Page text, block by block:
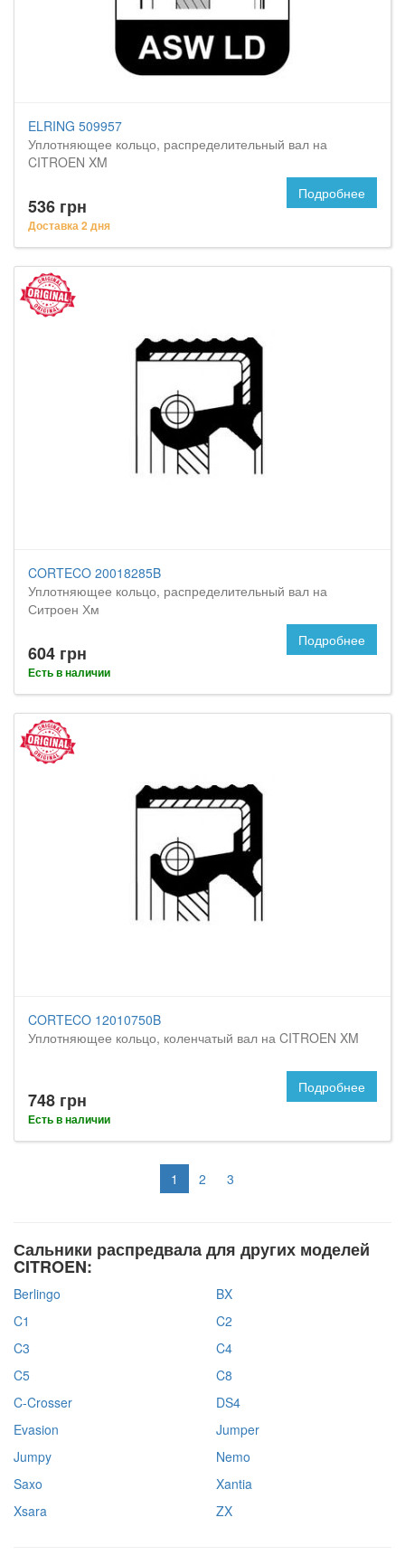
ELRING 509957
Уплотняющее кольцо, распределительный вал на
CITROEN XM
536 грн
Доставка 2 дня
Подробнее
CORTECO 20018285B
Уплотняющее кольцо, распределительный вал на
Ситроен Хм
604 грн
Есть в наличии
Подробнее
CORTECO 12010750B
Уплотняющее кольцо, коленчатый вал на CITROEN XM
748 грн
Есть в наличии
Подробнее
1 2 3
Сальники распредвала для других моделей
CITROEN:
Berlingo
BX
C1
C2
C3
C4
C5
C8
C-Crosser
DS4
Evasion
Jumper
Jumpy
Nemo
Saxo
Xantia
Xsara
ZX